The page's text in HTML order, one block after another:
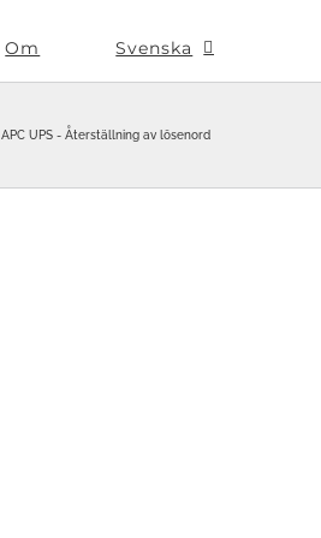
Om Svenska
APC UPS - Återställning av lösenord